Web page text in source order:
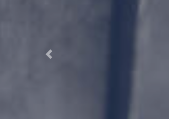
Previous